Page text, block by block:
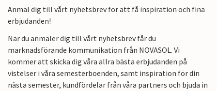
Anmäl dig till vårt nyhetsbrev för att få inspiration och fina
erbjudanden!
När du anmäler dig till vårt nyhetsbrev får du
marknadsförande kommunikation från NOVASOL. Vi
kommer att skicka dig våra allra bästa erbjudanden på
vistelser i våra semesterboenden, samt inspiration för din
nästa semester, kundfördelar från våra partners och bjuda in